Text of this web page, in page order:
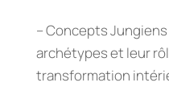
– Concepts
archétypes et leur
transformation